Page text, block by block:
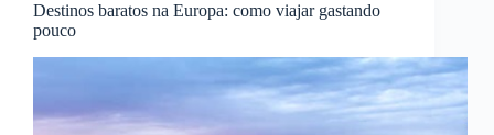
Destinos baratos na Europa: como viajar gastando
pouco